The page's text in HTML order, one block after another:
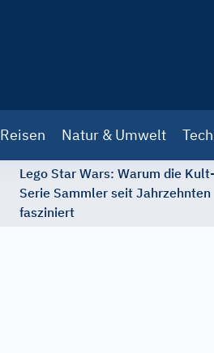
Reisen Natur & Umwelt
Lego Star Wars: Warum die Kult-
Serie Sammler seit Jahrzehnten
fasziniert